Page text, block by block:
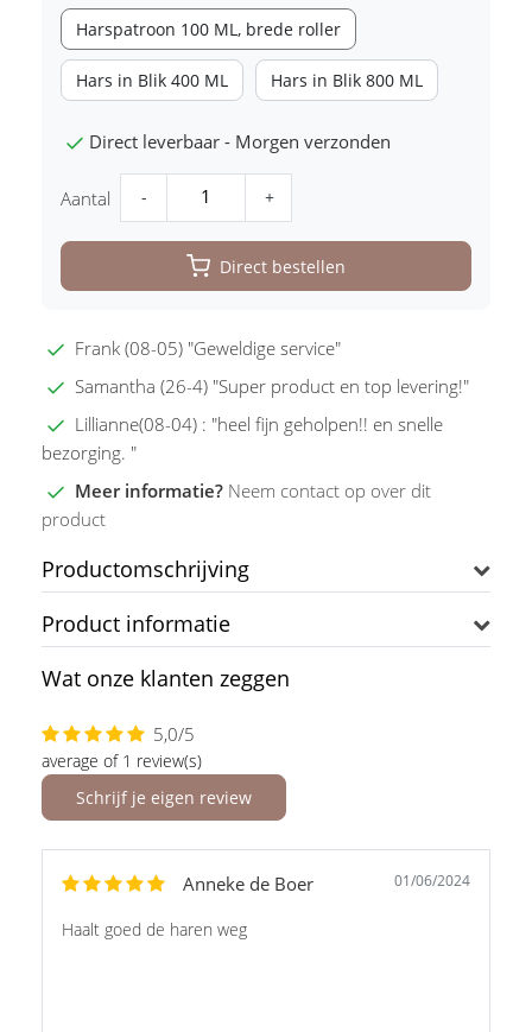
Harspatroon 100 ML, brede roller
Hars in Blik 400 ML Hars in Blik 800 ML
Direct leverbaar - Morgen verzonden
Aantal - +
Direct bestellen
Frank (08-05) "Geweldige service"
Samantha (26-4) "Super product en top levering!"
Lillianne(08-04) : "heel fijn geholpen!! en snelle
bezorging. "
Meer informatie? Neem contact op over dit
product
Productomschrijving
Product informatie
Wat onze klanten zeggen
5,0/5
average of 1 review(s)
Schrijf je eigen review
Anneke de Boer 01/06/2024
Haalt goed de haren weg